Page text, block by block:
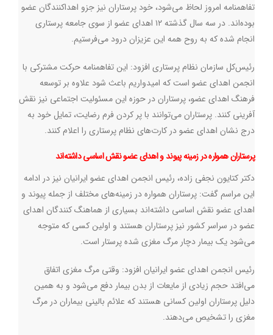
تفاهمنامه امروز لحاظ می‌شود، خود پرستاران نیز جزو اهداکنندگان عضو
بوده‌اند. در سه سال گذشته ۱۲ اهدای عضو از سوی جامعه پرستاری
انجام شده که به روح همه این عزیزان درود می‌فرستیم.
رئیس‌کل سازمان نظام پرستاری افزود: این تفاهمنامه حرکت مشترکی با
انجمن اهدای عضو است که امیدواریم باعث شود علاوه بر توسعه
فرهنگ اهدای عضو، پرستاران در حوزه این مسئولیت اجتماعی نیز نقش
آفرینی کنند. پرستاران می‌توانند با پر کردن فرم رضایت، تمایل خود به
درج نشان اهدای عضو در کارت‌های نظام پرستاری را اعلام کنند.
پرستاران همواره در زمینه‌ پیوند و اهدای عضو نقش اساسی داشته‌اند
دکتر کتایون نجفی زاده، رئیس انجمن اهدای عضو ایرانیان نیز در ادامه
این مراسم گفت: پرستاران همواره در زمینه‌های مختلف از جمله پیوند و
اهدای عضو نقش اساسی داشته‌اند بسیاری از هماهنگ کنندگان اهدای
عضو در سراسر کشور نیز پرستاران هستند و اولین کسی که متوجه
می‌شود یک بیمار دچار مرگ مغزی شده پرستار است.
رئیس انجمن اهدای عضو ایرانیان افزود: وقتی مرگ مغزی اتفاق
می‌افتد حجم زیادی از مایعات از بدن بیمار دفع می‌شود و به همین
دلیل پرستاران اولین کسانی هستند که علائم بالینی بیماران در مرگ
مغزی را تشخیص می‌دهند.